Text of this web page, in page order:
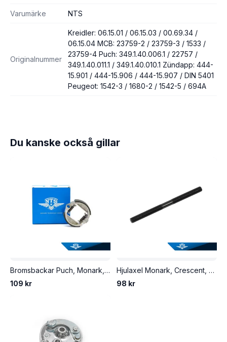
Varumärke NTS
Originalnummer
Kreidler: 06.15.01 / 06.15.03 / 00.69.34 /
06.15.04 MCB: 23759-2 / 23759-3 / 1533 /
23759-4 Puch: 349.1.40.006.1 / 22757 /
349.1.40.011.1 / 349.1.40.010.1 Zündapp: 444-
15.901 / 444-15.906 / 444-15.907 / DIN 5401
Peugeot: 1542-3 / 1680-2 / 1542-5 / 694A
Du kanske också gillar
Bromsbackar Puch, Monark, Crescent m.fl, med 80mm Leleu nav. J1095. 80x19mm.
109 kr
Hjulaxel Monark, Crescent, Mustang m.fl. Längd 154mm. M11x1,0.
98 kr